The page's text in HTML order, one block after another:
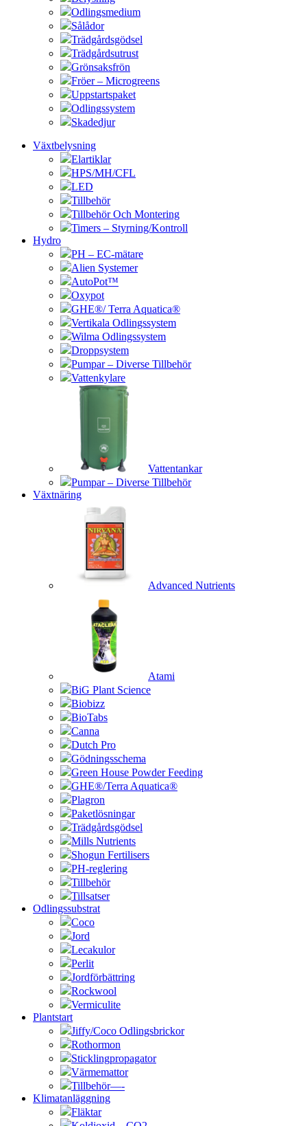
Odlingsmedium
Sålådor
Trädgårdsgödsel
Trädgårdsutrust
Grönsaksfrön
Fröer – Microgreens
Uppstartspaket
Odlingssystem
Skadedjur
Växtbelysning
Elartiklar
HPS/MH/CFL
LED
Tillbehör
Tillbehör Och Montering
Timers – Styrning/Kontroll
Hydro
PH – EC-mätare
Alien Systemer
AutoPot™
Oxypot
GHE®/ Terra Aquatica®
Vertikala Odlingssystem
Wilma Odlingssystem
Droppsystem
Pumpar – Diverse Tillbehör
Vattenkylare
Vattentankar
Pumpar – Diverse Tillbehör
Växtnäring
Advanced Nutrients
Atami
BiG Plant Science
Biobizz
BioTabs
Canna
Dutch Pro
Gödningsschema
Green House Powder Feeding
GHE®/Terra Aquatica®
Plagron
Paketlösningar
Trädgårdsgödsel
Mills Nutrients
Shogun Fertilisers
PH-reglering
Tillbehör
Tillsatser
Odlingssubstrat
Coco
Jord
Lecakulor
Perlit
Jordförbättring
Rockwool
Vermiculite
Plantstart
Jiffy/Coco Odlingsbrickor
Rothormon
Sticklingpropagator
Värmemattor
Tillbehör—-
Klimatanläggning
Fläktar